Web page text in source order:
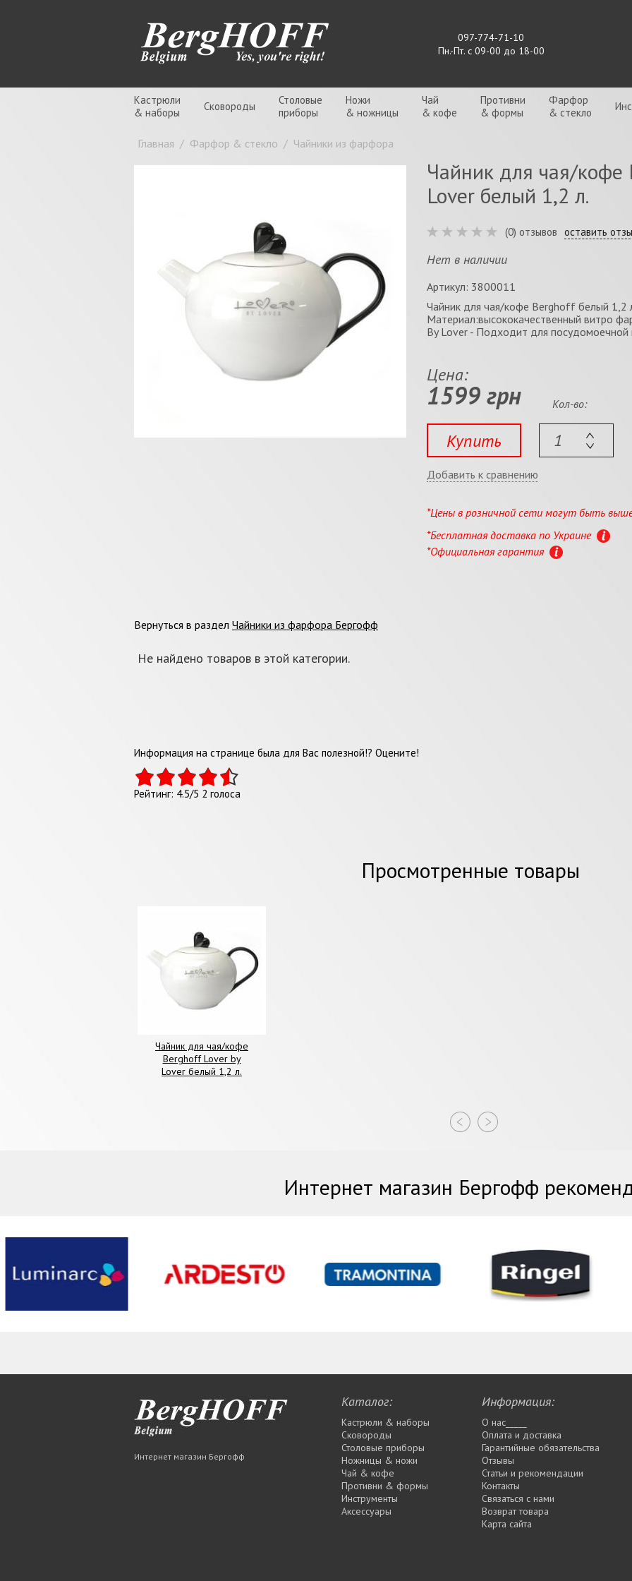
097-774-71-10
Пн.-Пт. с 09-00 до 18-00
Кастрюли
& наборы
Сковороды
Столовые
приборы
Ножи
& ножницы
Чай
& кофе
Противни
& формы
Фарфор
& стекло
Главная / Фарфор & стекло / Чайники из фарфора
Чайник для чая/
Lover белый 1,2 л.
(0) отзывов оставить
Нет в наличии
Артикул: 3800011
Чайник для чая/кофе Berghoff белый 1,2
Материал:высококачественный витро
By Lover - Подходит для
Цена:
1599 грн
Купить
Кол-во:
Добавить к сравнению
*Цены в розничной сети могут быть
*Бесплатная доставка по Украине
*Официальная гарантия
Вернуться в раздел Чайники из фарфора Бергофф
Не найдено товаров в этой категории.
Информация на странице была для Вас полезной!? Оцените!
Рейтинг: 4.5/5 2 голоса
Просмотренные товары
Чайник для чая/кофе
Berghoff Lover by
Lover белый 1,2 л.
Интернет магазин Бергофф
Интернет магазин Бергофф
Каталог:
Кастрюли & наборы
Сковороды
Столовые приборы
Ножницы & ножи
Чай & кофе
Противни & формы
Инструменты
Аксессуары
Информация:
О нас_____
Оплата и доставка
Гарантийные обязательства
Отзывы
Статьи и рекомендации
Контакты
Связаться с нами
Возврат товара
Карта сайта